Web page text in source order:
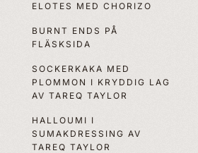
ELOTES MED CHORIZO
BURNT ENDS PÅ
FLÄSKSIDA
SOCKERKAKA MED
PLOMMON I KRYDDIG LAG
AV TAREQ TAYLOR
HALLOUMI I
SUMAKDRESSING AV
TAREQ TAYLOR